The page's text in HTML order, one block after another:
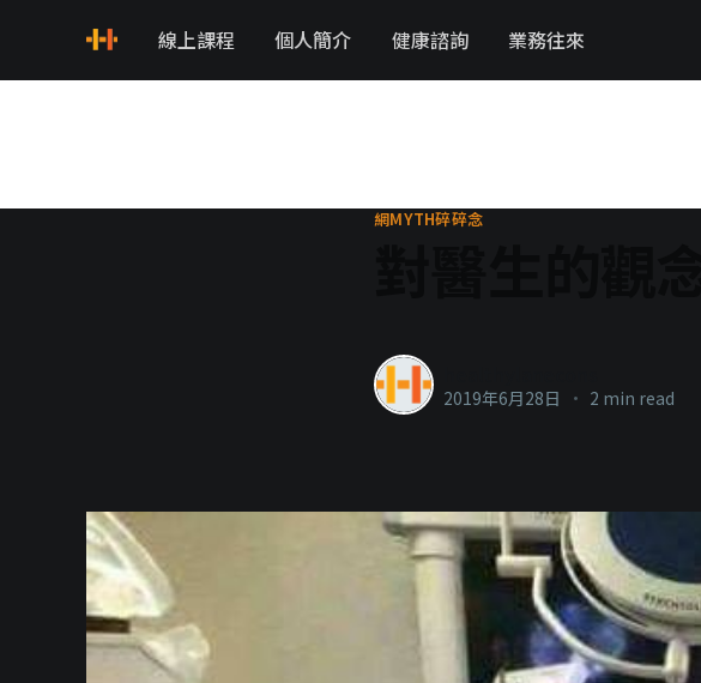
線上課程 個人簡介 健康諮詢 業務往來
網MYTH碎碎念
2019年6月28日 • 2 min read